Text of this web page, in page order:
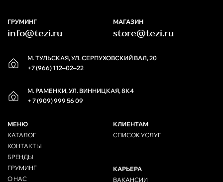
М. ТУЛЬСКАЯ, УЛ. СЕРПУХОВСКИЙ ВАЛ, 20
+7 (966) 112‒02‒22
М. РАМЕНКИ, УЛ. ВИННИЦКАЯ, 8К4
+ 7 (909) 999 56 09
ГРУМИНГ
info@tezi.ru
МАГАЗИН
store@tezi.ru
МЕНЮ
КАТАЛОГ
КОНТАКТЫ
БРЕНДЫ
ГРУМИНГ
О НАС
КЛИЕНТАМ
СПИСОК УСЛУГ
КАРЬЕРА
ВАКАНСИИ